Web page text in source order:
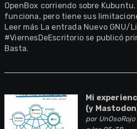
OpenBox corriendo sobre
funciona, pero tiene sus
Leer más La entrada Nuevo GNU/
#ViernesDeEscritorio se publicó
Basta.
Mi
(y
por UnOsoRojo